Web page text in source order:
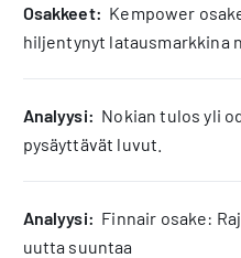
osakkeet: Kempower
hiljentynyt latausmarkkina
analyysi: Nokian tulos yli
pysäyttävät luvut.
analyysi: Finnair osake:
uutta suuntaa